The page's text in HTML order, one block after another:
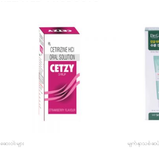
ဆေးဝါးများ မျက်နှာသစ်ဆပ်ပ